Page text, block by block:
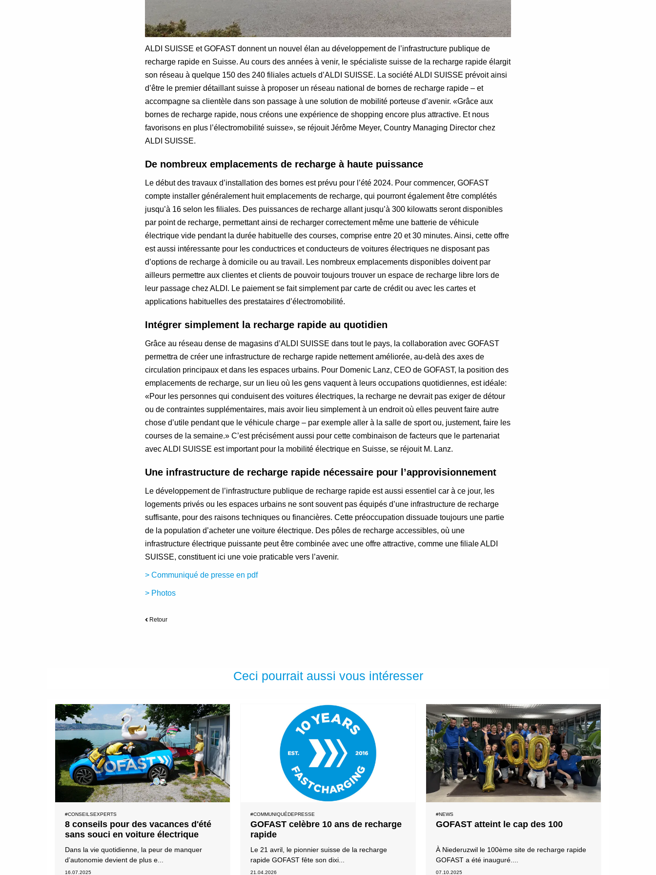
ALDI SUISSE et GOFAST donnent un nouvel élan au développement de l’infrastructure publique de
recharge rapide en Suisse. Au cours des années à venir, le spécialiste suisse de la recharge rapide élargit
son réseau à quelque 150 des 240 filiales actuels d’ALDI SUISSE. La société ALDI SUISSE prévoit ainsi
d’être le premier détaillant suisse à proposer un réseau national de bornes de recharge rapide – et
accompagne sa clientèle dans son passage à une solution de mobilité porteuse d’avenir. «Grâce aux
bornes de recharge rapide, nous créons une expérience de shopping encore plus attractive. Et nous
favorisons en plus l’électromobilité suisse», se réjouit Jérôme Meyer, Country Managing Director chez
ALDI SUISSE.
De nombreux emplacements de recharge à haute puissance
Le début des travaux d’installation des bornes est prévu pour l’été 2024. Pour commencer, GOFAST
compte installer généralement huit emplacements de recharge, qui pourront également être complétés
jusqu’à 16 selon les filiales. Des puissances de recharge allant jusqu’à 300 kilowatts seront disponibles
par point de recharge, permettant ainsi de recharger correctement même une batterie de véhicule
électrique vide pendant la durée habituelle des courses, comprise entre 20 et 30 minutes. Ainsi, cette offre
est aussi intéressante pour les conductrices et conducteurs de voitures électriques ne disposant pas
d’options de recharge à domicile ou au travail. Les nombreux emplacements disponibles doivent par
ailleurs permettre aux clientes et clients de pouvoir toujours trouver un espace de recharge libre lors de
leur passage chez ALDI. Le paiement se fait simplement par carte de crédit ou avec les cartes et
applications habituelles des prestataires d’électromobilité.
Intégrer simplement la recharge rapide au quotidien
Grâce au réseau dense de magasins d’ALDI SUISSE dans tout le pays, la collaboration avec GOFAST
permettra de créer une infrastructure de recharge rapide nettement améliorée, au-delà des axes de
circulation principaux et dans les espaces urbains. Pour Domenic Lanz, CEO de GOFAST, la position des
emplacements de recharge, sur un lieu où les gens vaquent à leurs occupations quotidiennes, est idéale:
«Pour les personnes qui conduisent des voitures électriques, la recharge ne devrait pas exiger de détour
ou de contraintes supplémentaires, mais avoir lieu simplement à un endroit où elles peuvent faire autre
chose d’utile pendant que le véhicule charge – par exemple aller à la salle de sport ou, justement, faire les
courses de la semaine.» C’est précisément aussi pour cette combinaison de facteurs que le partenariat
avec ALDI SUISSE est important pour la mobilité électrique en Suisse, se réjouit M. Lanz.
Une infrastructure de recharge rapide nécessaire pour l’approvisionnement
Le développement de l’infrastructure publique de recharge rapide est aussi essentiel car à ce jour, les
logements privés ou les espaces urbains ne sont souvent pas équipés d’une infrastructure de recharge
suffisante, pour des raisons techniques ou financières. Cette préoccupation dissuade toujours une partie
de la population d’acheter une voiture électrique. Des pôles de recharge accessibles, où une
infrastructure électrique puissante peut être combinée avec une offre attractive, comme une filiale ALDI
SUISSE, constituent ici une voie praticable vers l’avenir.
> Communiqué de presse en pdf
> Photos
Retour
Ceci pourrait aussi vous intéresser
#CONSEILSEXPERTS
8 conseils pour des vacances d'été
sans souci en voiture électrique
Dans la vie quotidienne, la peur de manquer
d’autonomie devient de plus e...
16.07.2025
#COMMUNIQUÉDEPRESSE
GOFAST celèbre 10 ans de recharge
rapide
Le 21 avril, le pionnier suisse de la recharge
rapide GOFAST fête son dixi...
21.04.2026
#NEWS
GOFAST atteint le cap des 100
À Niederuzwil le 100ème site de recharge rapide
GOFAST a été inauguré....
07.10.2025